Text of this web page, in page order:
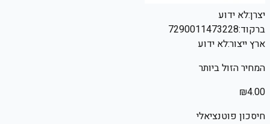
יצרן:לא ידוע
ברקוד:7290011473228
ארץ ייצור:לא ידוע
המחיר הזול ביותר
₪4.00
חיסכון פוטנציאלי